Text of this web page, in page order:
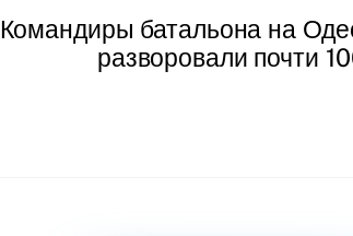
Командиры батальона на
разворовали почти